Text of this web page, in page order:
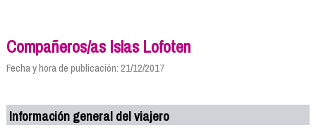
Compañeros/as Islas Lofoten
Fecha y hora de publicación: 21/12/2017
Información general del viajero